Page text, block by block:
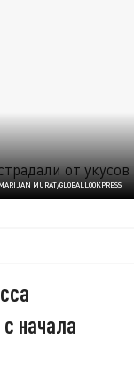
MURAT/GLOBALLOOKPRESS
начала